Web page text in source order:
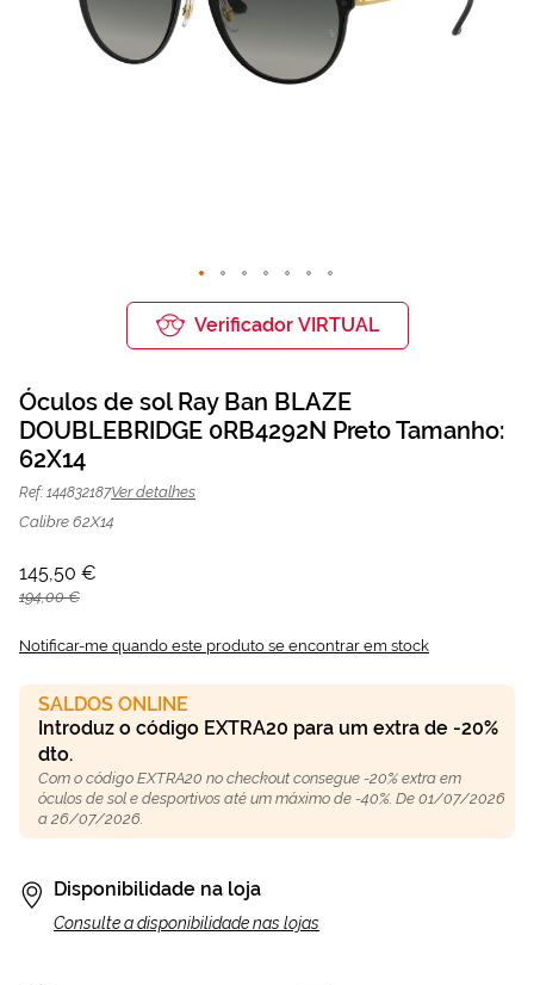
Óculos de sol Ray Ban 0RB4292N
Preto | Mais Optica
145,50 €
Galeria
de
imagens
Verificador VIRTUAL
Óculos de sol Ray Ban BLAZE
DOUBLEBRIDGE 0RB4292N Preto Tamanho:
62X14
Ref: 144832187Ver detalhes
Calibre 62X14
145,50 €
194,00 €
Notificar-me quando este produto se encontrar em stock
SALDOS ONLINE
Introduz o código EXTRA20 para um extra de -20%
dto.
Com o código EXTRA20 no checkout consegue -20% extra em
óculos de sol e desportivos até um máximo de -40%. De 01/07/2026
a 26/07/2026.
Disponibilidade na loja
Consulte a disponibilidade nas lojas